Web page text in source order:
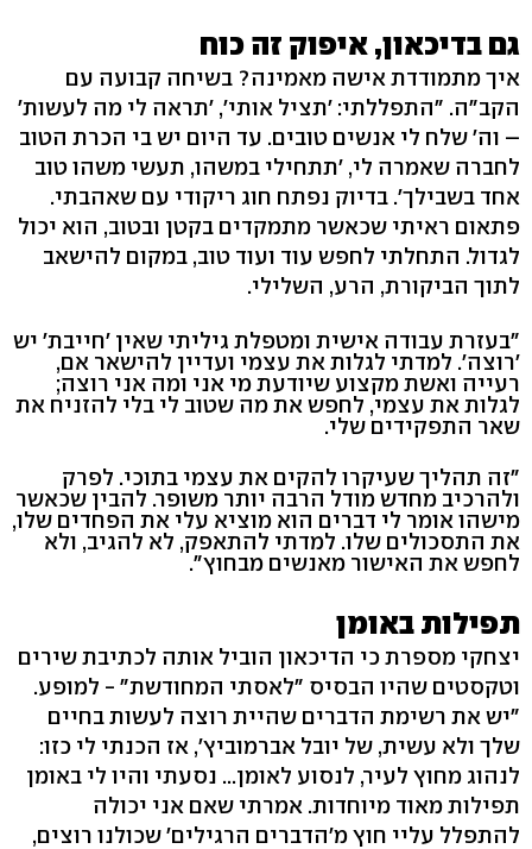
גם בדיכאון, איפוק זה כוח
איך מתמודדת אישה מאמינה? בשיחה קבועה עם
הקב"ה. "התפללתי: 'תציל אותי', 'תראה לי מה לעשות'
– וה' שלח לי אנשים טובים. עד היום יש בי הכרת הטוב
לחברה שאמרה לי, 'תתחילי במשהו, תעשי משהו טוב
אחד בשבילך'. בדיוק נפתח חוג ריקודי עם שאהבתי.
פתאום ראיתי שכאשר מתמקדים בקטן ובטוב, הוא יכול
לגדול. התחלתי לחפש עוד ועוד טוב, במקום להישאב
לתוך הביקורת, הרע, השלילי.
"בעזרת עבודה אישית ומטפלת גיליתי שאין 'חייבת' יש
'רוצה'. למדתי לגלות את עצמי ועדיין להישאר אם,
רעייה ואשת מקצוע שיודעת מי אני ומה אני רוצה;
לגלות את עצמי, לחפש את מה שטוב לי בלי להזניח את
שאר התפקידים שלי.
"זה תהליך שעיקרו להקים את עצמי בתוכי. לפרק
ולהרכיב מחדש מודל הרבה יותר משופר. להבין שכאשר
מישהו אומר לי דברים הוא מוציא עלי את הפחדים שלו,
את התסכולים שלו. למדתי להתאפק, לא להגיב, ולא
לחפש את האישור מאנשים מבחוץ".
תפילות באומן
יצחקי מספרת כי הדיכאון הוביל אותה לכתיבת שירים
וטקסטים שהיו הבסיס "לאסתי המחודשת" - למופע.
"יש את רשימת הדברים שהיית רוצה לעשות בחיים
שלך ולא עשית, של יובל אברמוביץ', אז הכנתי לי כזו:
לנהוג מחוץ לעיר, לנסוע לאומן... נסעתי והיו לי באומן
תפילות מאוד מיוחדות. אמרתי שאם אני יכולה
להתפלל עליי חוץ מ'הדברים הרגילים' שכולנו רוצים,